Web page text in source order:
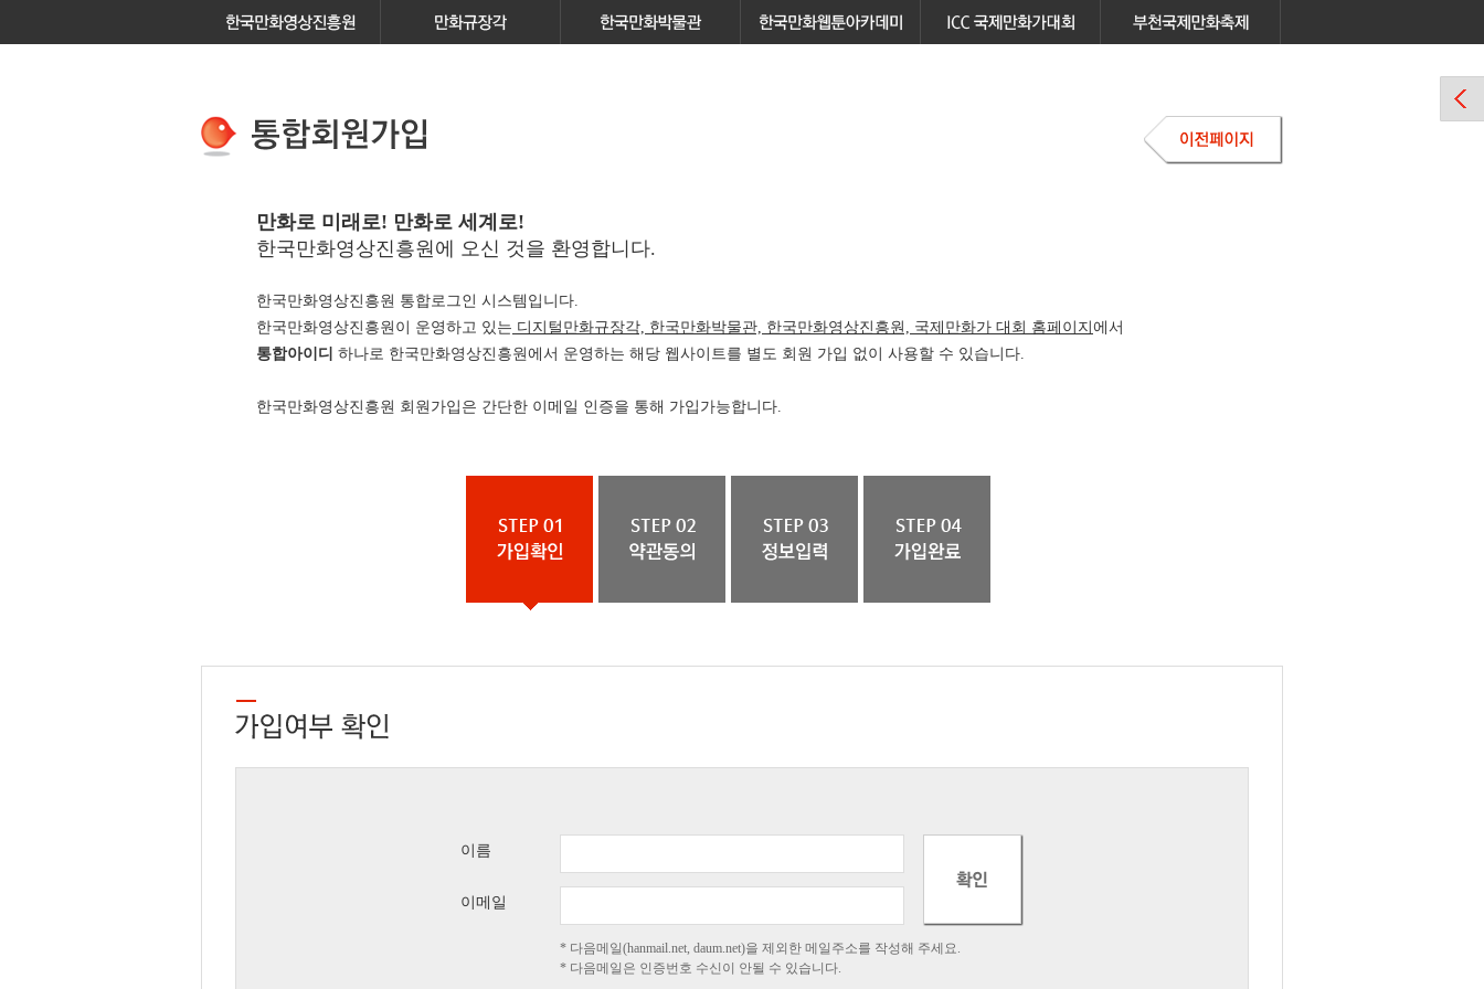
만화로 미래로! 만화로 세계로!
한국만화영상진흥원에 오신 것을 환영합니다.
한국만화영상진흥원 통합로그인 시스템입니다.
한국만화영상진흥원이 운영하고 있는 디지털만화규장각, 한국만화박물관, 한국만화영상진흥원, 국제만화가 대회 홈페이지 에서
통합아이디 하나로 한국만화영상진흥원에서 운영하는 해당 웹사이트를 별도 회원 가입 없이 사용할 수 있습니다.
한국만화영상진흥원 회원가입은 간단한 이메일 인증을 통해 가입가능합니다.
이름
이메일
* 다음메일(hanmail.net, daum.net)을 제외한 메일주소를 작성해 주세요.
* 다음메일은 인증번호 수신이 안될 수 있습니다.